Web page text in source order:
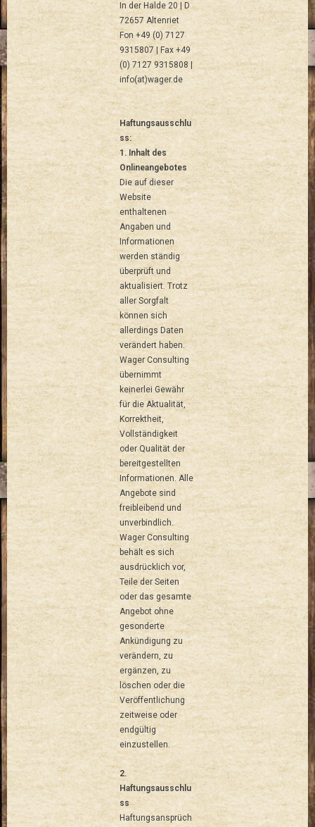
In der Halde 20 | D
72657 Altenriet
Fon +49 (0) 7127
9315807 | Fax +49
(0) 7127 9315808 |
info(at)wager.de
Haftungsausschlu
ss:
1. Inhalt des
Onlineangebotes
Die auf dieser
Website
enthaltenen
Angaben und
Informationen
werden ständig
überprüft und
aktualisiert. Trotz
aller Sorgfalt
können sich
allerdings Daten
verändert haben.
Wager Consulting
übernimmt
keinerlei Gewähr
für die Aktualität,
Korrektheit,
Vollständigkeit
oder Qualität der
bereitgestellten
Informationen. Alle
Angebote sind
freibleibend und
unverbindlich.
Wager Consulting
behält es sich
ausdrücklich vor,
Teile der Seiten
oder das gesamte
Angebot ohne
gesonderte
Ankündigung zu
verändern, zu
ergänzen, zu
löschen oder die
Veröffentlichung
zeitweise oder
endgültig
einzustellen.
2.
Haftungsausschlu
ss
Haftungsansprüch